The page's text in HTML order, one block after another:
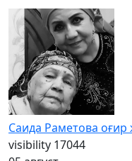
Саида Раметова оғир
visibility 17044